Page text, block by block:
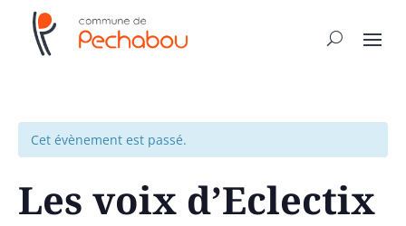
Cet évènement est passé.
Les voix d’Eclectix